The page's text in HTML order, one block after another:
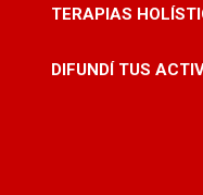
TERAPIAS
DIFUNDÍ TUS